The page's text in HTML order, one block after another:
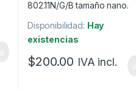
Disponibilidad: Hay
existencias
$200.00 IVA incl.